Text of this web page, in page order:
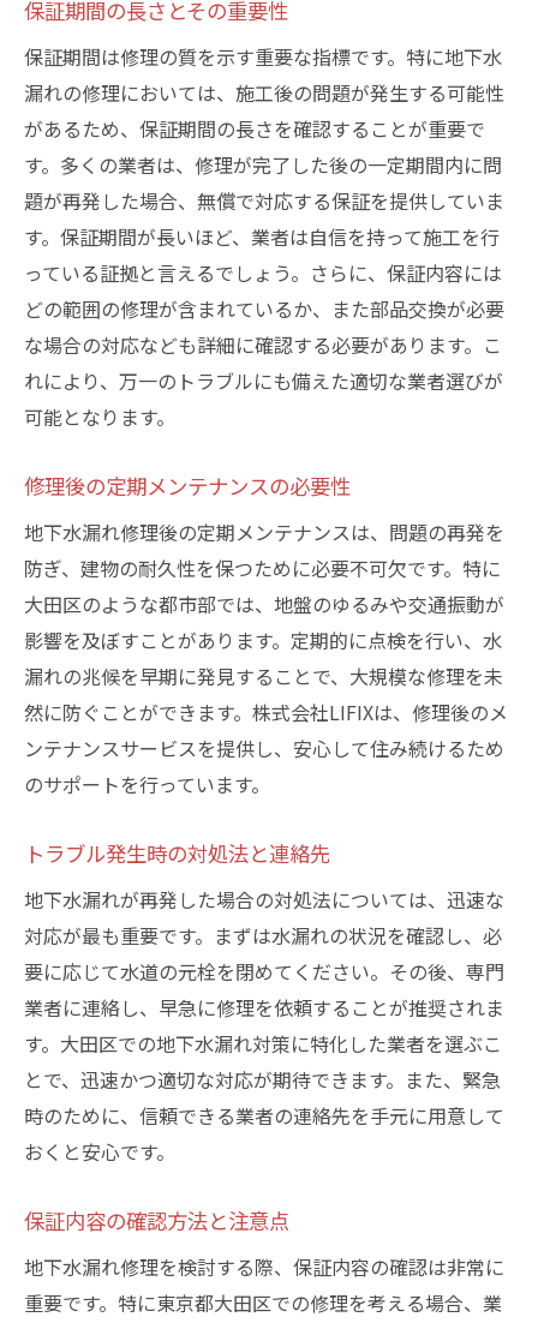
保証期間の長さとその重要性
保証期間は修理の質を示す重要な指標です。特に地下水
漏れの修理においては、施工後の問題が発生する可能性
があるため、保証期間の長さを確認することが重要で
す。多くの業者は、修理が完了した後の一定期間内に問
題が再発した場合、無償で対応する保証を提供していま
す。保証期間が長いほど、業者は自信を持って施工を行
っている証拠と言えるでしょう。さらに、保証内容には
どの範囲の修理が含まれているか、また部品交換が必要
な場合の対応なども詳細に確認する必要があります。こ
れにより、万一のトラブルにも備えた適切な業者選びが
可能となります。
修理後の定期メンテナンスの必要性
地下水漏れ修理後の定期メンテナンスは、問題の再発を
防ぎ、建物の耐久性を保つために必要不可欠です。特に
大田区のような都市部では、地盤のゆるみや交通振動が
影響を及ぼすことがあります。定期的に点検を行い、水
漏れの兆候を早期に発見することで、大規模な修理を未
然に防ぐことができます。株式会社LIFIXは、修理後のメ
ンテナンスサービスを提供し、安心して住み続けるため
のサポートを行っています。
トラブル発生時の対処法と連絡先
地下水漏れが再発した場合の対処法については、迅速な
対応が最も重要です。まずは水漏れの状況を確認し、必
要に応じて水道の元栓を閉めてください。その後、専門
業者に連絡し、早急に修理を依頼することが推奨されま
す。大田区での地下水漏れ対策に特化した業者を選ぶこ
とで、迅速かつ適切な対応が期待できます。また、緊急
時のために、信頼できる業者の連絡先を手元に用意して
おくと安心です。
保証内容の確認方法と注意点
地下水漏れ修理を検討する際、保証内容の確認は非常に
重要です。特に東京都大田区での修理を考える場合、業